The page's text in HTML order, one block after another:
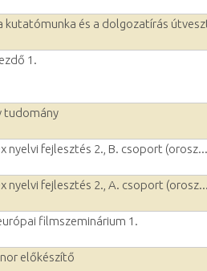
kutatómunka és a dolgozatírás
1.
tudomány
nyelvi fejlesztés 2., B. csoport (orosz...
nyelvi fejlesztés 2., A. csoport
filmszeminárium 1.
előkészítő